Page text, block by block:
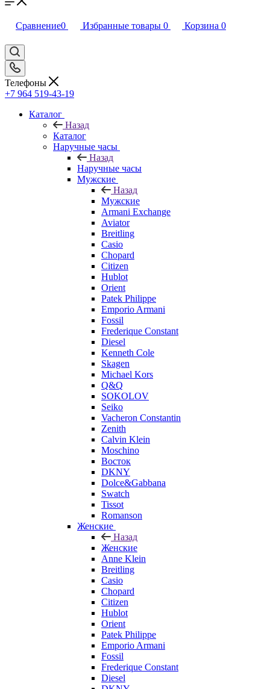
Сравнение0 Избранные товары 0 Корзина 0
Телефоны
+7 964 519-43-19
Каталог
Назад
Каталог
Наручные часы
Назад
Наручные часы
Мужские
Назад
Мужские
Armani Exchange
Aviator
Breitling
Casio
Chopard
Citizen
Hublot
Orient
Patek Philippe
Emporio Armani
Fossil
Frederique Constant
Diesel
Kenneth Cole
Skagen
Michael Kors
Q&Q
SOKOLOV
Seiko
Vacheron Constantin
Zenith
Calvin Klein
Moschino
Восток
DKNY
Dolce&Gabbana
Swatch
Tissot
Romanson
Женские
Назад
Женские
Anne Klein
Breitling
Casio
Chopard
Citizen
Hublot
Orient
Patek Philippe
Emporio Armani
Fossil
Frederique Constant
Diesel